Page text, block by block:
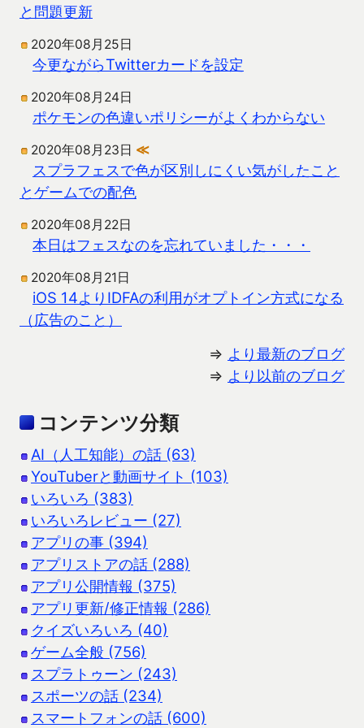
と問題更新
2020年08月25日
今更ながらTwitterカードを設定
2020年08月24日
ポケモンの色違いポリシーがよくわからない
2020年08月23日 ≪
スプラフェスで色が区別しにくい気がしたこと
とゲームでの配色
2020年08月22日
本日はフェスなのを忘れていました・・・
2020年08月21日
iOS 14よりIDFAの利用がオプトイン方式になる
（広告のこと）
⇒ より最新のブログ
⇒ より以前のブログ
コンテンツ分類
AI（人工知能）の話 (63)
YouTuberと動画サイト (103)
いろいろ (383)
いろいろレビュー (27)
アプリの事 (394)
アプリストアの話 (288)
アプリ公開情報 (375)
アプリ更新/修正情報 (286)
クイズいろいろ (40)
ゲーム全般 (756)
スプラトゥーン (243)
スポーツの話 (234)
スマートフォンの話 (600)